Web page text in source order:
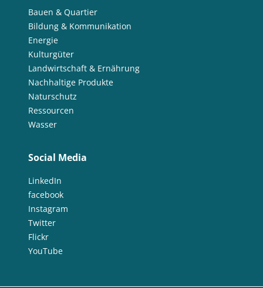
Bauen & Quartier
Bildung & Kommunikation
Energie
Kulturgüter
Landwirtschaft & Ernährung
Nachhaltige Produkte
Naturschutz
Ressourcen
Wasser
Social Media
LinkedIn
facebook
Instagram
Twitter
Flickr
YouTube